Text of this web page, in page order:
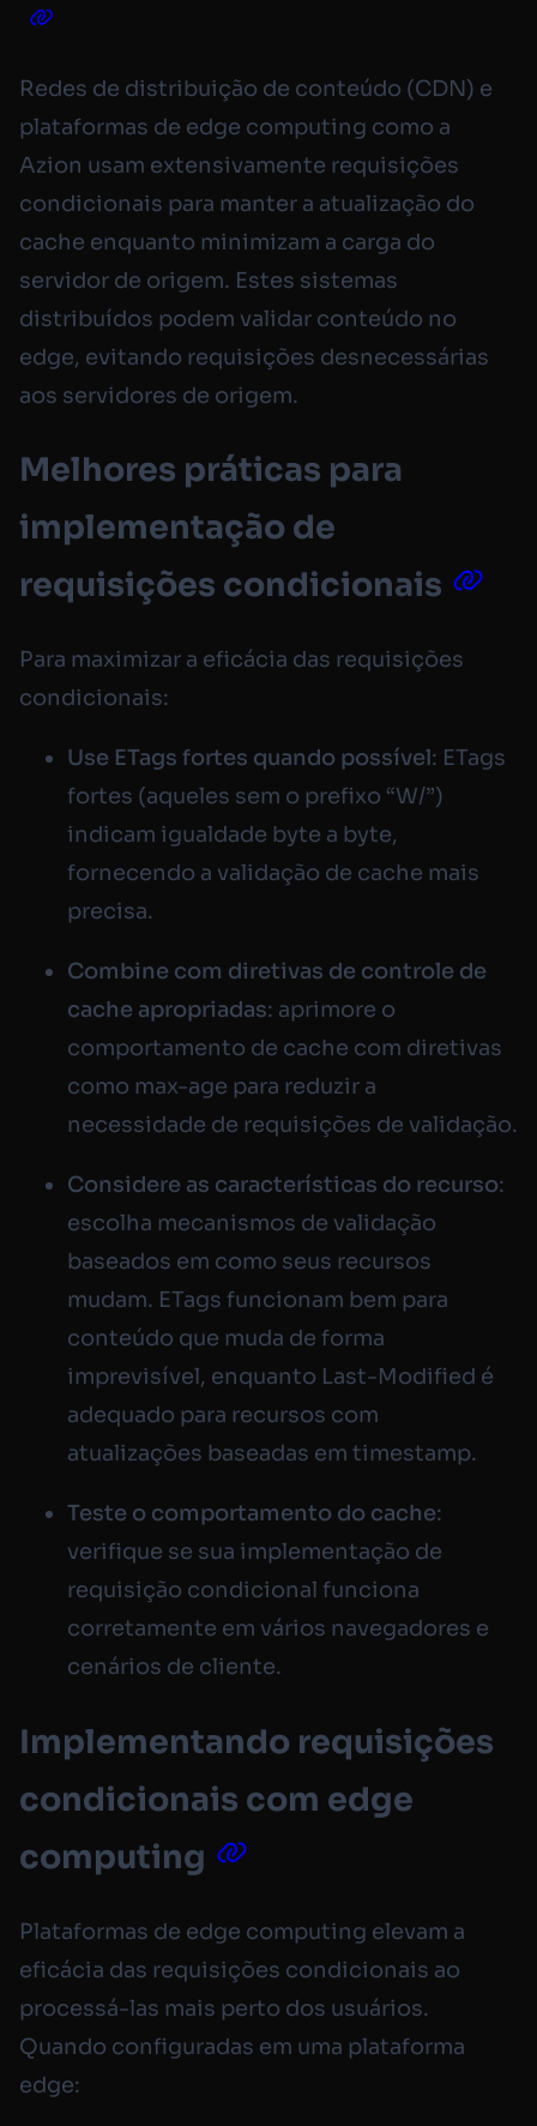
Redes de distribuição de conteúdo (CDN) e
plataformas de edge computing como a
Azion usam extensivamente requisições
condicionais para manter a atualização do
cache enquanto minimizam a carga do
servidor de origem. Estes sistemas
distribuídos podem validar conteúdo no
edge, evitando requisições desnecessárias
aos servidores de origem.
Melhores práticas para
implementação de
requisições condicionais
Para maximizar a eficácia das requisições
condicionais:
Use ETags fortes quando possível: ETags
fortes (aqueles sem o prefixo “W/”)
indicam igualdade byte a byte,
fornecendo a validação de cache mais
precisa.
Combine com diretivas de controle de
cache apropriadas: aprimore o
comportamento de cache com diretivas
como max-age para reduzir a
necessidade de requisições de validação.
Considere as características do recurso:
escolha mecanismos de validação
baseados em como seus recursos
mudam. ETags funcionam bem para
conteúdo que muda de forma
imprevisível, enquanto Last-Modified é
adequado para recursos com
atualizações baseadas em timestamp.
Teste o comportamento do cache:
verifique se sua implementação de
requisição condicional funciona
corretamente em vários navegadores e
cenários de cliente.
Implementando requisições
condicionais com edge
computing
Plataformas de edge computing elevam a
eficácia das requisições condicionais ao
processá-las mais perto dos usuários.
Quando configuradas em uma plataforma
edge: